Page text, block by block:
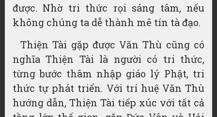
được. Nhờ tri thức rọi sáng tâm, nếu
không chúng ta dễ thành mê tín tà đạo.
Thiện Tài gặp được Văn Thù cũng có
nghĩa Thiện Tài là người có tri thức,
từng bước thâm nhập giáo lý Phật, tri
thức tự phát triển. Với trí huệ Văn Thù
hướng dẫn, Thiện Tài tiếp xúc với tất cả